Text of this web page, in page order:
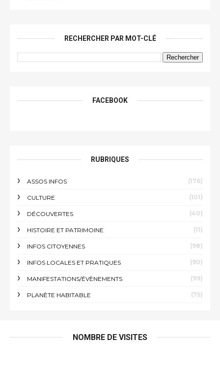
RECHERCHER PAR MOT-CLÉ
FACEBOOK
RUBRIQUES
ASSOS INFOS (176)
CULTURE (101)
DÉCOUVERTES (40)
HISTOIRE ET PATRIMOINE (11)
INFOS CITOYENNES (98)
INFOS LOCALES ET PRATIQUES (90)
MANIFESTATIONS/ÉVÈNEMENTS (99)
PLANÈTE HABITABLE (75)
NOMBRE DE VISITES